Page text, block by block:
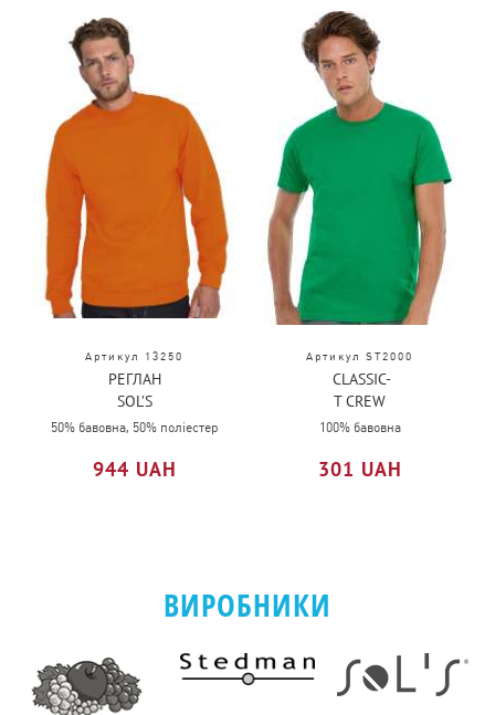
Артикул 13250
РЕГЛАН
SOL’S
NEW
50% бавовна, 50% поліестер
944 UAH
Артикул ST2000
CLASSIC-
T CREW
NECK
100% бавовна
301 UAH
ВИРОБНИКИ